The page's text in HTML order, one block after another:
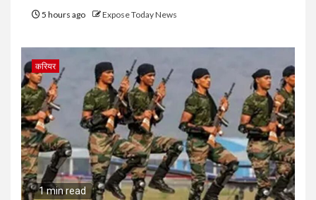
5 hours ago Expose Today News
करियर
1 min read